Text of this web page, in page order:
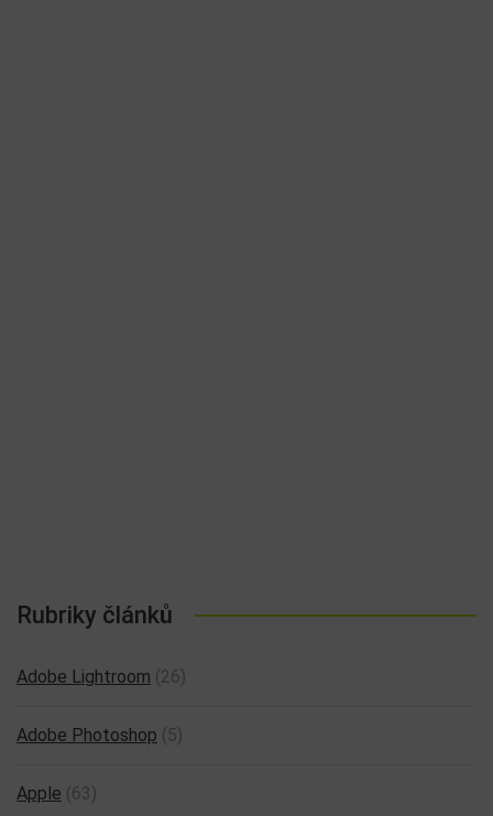
Rubriky článků
Adobe Lightroom (26)
Adobe Photoshop (5)
Apple (63)